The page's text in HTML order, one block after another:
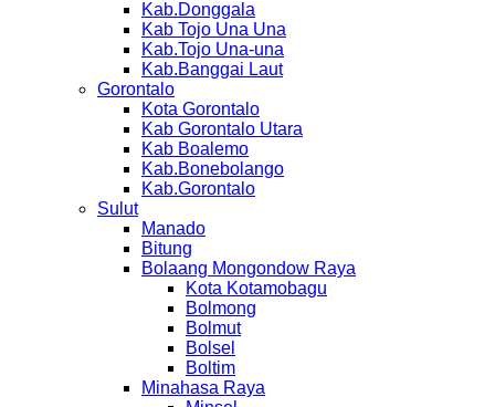
Kab.Donggala
Kab Tojo Una Una
Kab.Tojo Una-una
Kab.Banggai Laut
Gorontalo
Kota Gorontalo
Kab Gorontalo Utara
Kab Boalemo
Kab.Bonebolango
Kab.Gorontalo
Sulut
Manado
Bitung
Bolaang Mongondow Raya
Kota Kotamobagu
Bolmong
Bolmut
Bolsel
Boltim
Minahasa Raya